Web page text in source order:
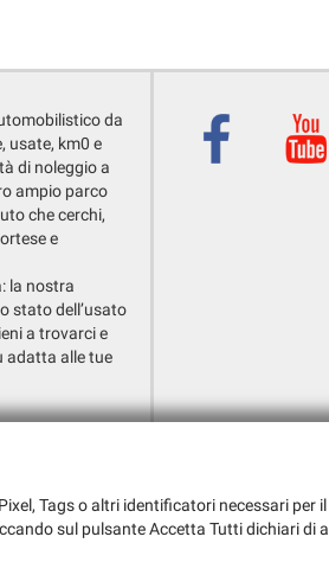
da
usate, km0 e
di noleggio a
ampio parco
che cerchi,
e
la nostra
stato dell’usato
a trovarci e
adatta alle tue
Tags o altri identificatori necessari per
sul pulsante Accetta Tutti dichiari di